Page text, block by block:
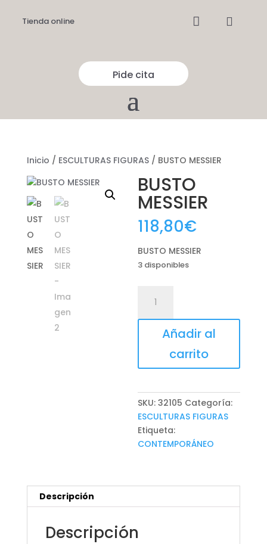
Tienda online  
Pide cita
Inicio / ESCULTURAS FIGURAS/ BUSTO MESSIER
BUSTO
MESSIER
118,80€
BUSTO MESSIER
3 disponibles
MESSIER
cantidad
Añadir al
carrito
SKU:32105 Categoría:
ESCULTURAS FIGURAS
Etiqueta:
CONTEMPORÁNEO
Descripción
Descripción